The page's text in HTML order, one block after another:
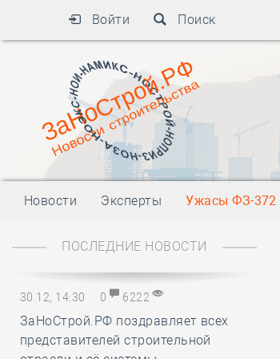
Войти Поиск
Новости Эксперты Ужасы ФЗ-372
ПОСЛЕДНИЕ НОВОСТИ
30.12, 14:30 0 6222
ЗаНоСтрой.РФ поздравляет всех
представителей строительной